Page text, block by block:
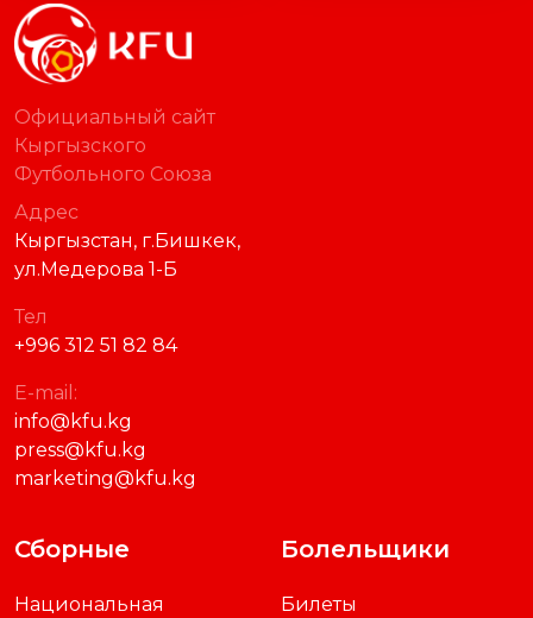
Официальный сайт
Кыргызского
Футбольного Союза
Адрес
Кыргызстан, г.Бишкек,
ул.Медерова 1-Б
Тел
+996 312 51 82 84
E-mail:
info@kfu.kg
press@kfu.kg
marketing@kfu.kg
Сборные
Национальная
Болельщики
Билеты